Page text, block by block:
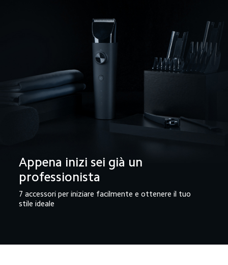
Appena inizi sei già un
professionista
7 accessori per iniziare facilmente e ottenere il tuo
stile ideale